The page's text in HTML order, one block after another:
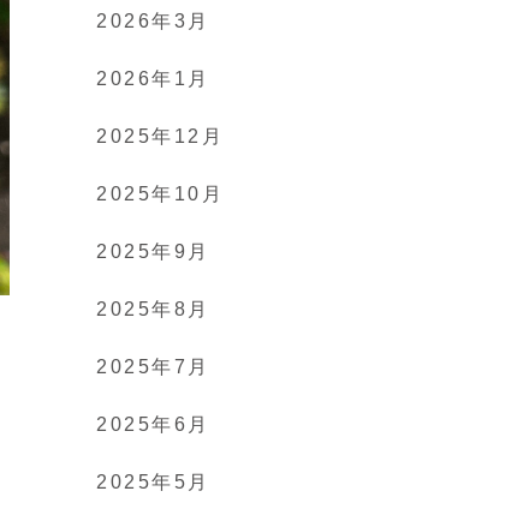
2026年3月
2026年1月
2025年12月
2025年10月
2025年9月
2025年8月
2025年7月
2025年6月
2025年5月